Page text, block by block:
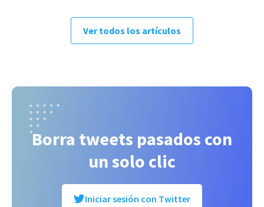
Ver todos los artículos
Borra tweets pasados con
un solo clic
Iniciar sesión con Twitter